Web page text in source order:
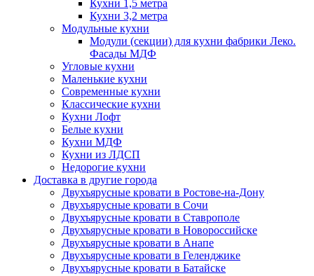
Кухни 1,5 метра
Кухни 3,2 метра
Модульные кухни
Модули (секции) для кухни фабрики Леко.
Фасады МДФ
Угловые кухни
Маленькие кухни
Современные кухни
Классические кухни
Кухни Лофт
Белые кухни
Кухни МДФ
Кухни из ЛДСП
Недорогие кухни
Доставка в другие города
Двухъярусные кровати в Ростове-на-Дону
Двухъярусные кровати в Сочи
Двухъярусные кровати в Ставрополе
Двухъярусные кровати в Новороссийске
Двухъярусные кровати в Анапе
Двухъярусные кровати в Геленджике
Двухъярусные кровати в Батайске